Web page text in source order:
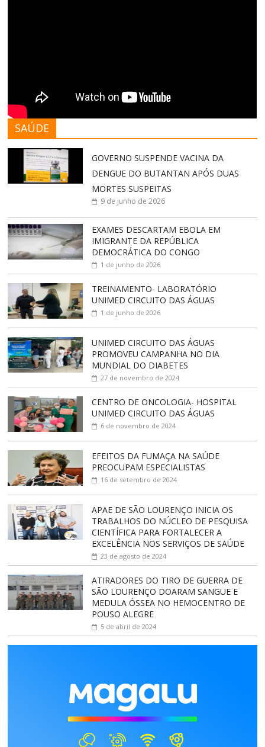
SAÚDE
GOVERNO SUSPENDE VACINA DA
DENGUE DO BUTANTAN APÓS DUAS
MORTES SUSPEITAS
9 de junho de 2026
EXAMES DESCARTAM EBOLA EM
IMIGRANTE DA REPÚBLICA
DEMOCRÁTICA DO CONGO
1 de junho de 2026
TREINAMENTO- LABORATÓRIO
UNIMED CIRCUITO DAS ÁGUAS
1 de junho de 2026
UNIMED CIRCUITO DAS ÁGUAS
PROMOVEU CAMPANHA NO DIA
MUNDIAL DO DIABETES
27 de novembro de 2024
CENTRO DE ONCOLOGIA- HOSPITAL
UNIMED CIRCUITO DAS ÁGUAS
6 de novembro de 2024
EFEITOS DA FUMAÇA NA SAÚDE
PREOCUPAM ESPECIALISTAS
16 de setembro de 2024
APAE DE SÃO LOURENÇO INICIA OS
TRABALHOS DO NÚCLEO DE PESQUISA
CIENTÍFICA PARA FORTALECER A
EXCELÊNCIA NOS SERVIÇOS DE SAÚDE
23 de agosto de 2024
ATIRADORES DO TIRO DE GUERRA DE
SÃO LOURENÇO DOARAM SANGUE E
MEDULA ÓSSEA NO HEMOCENTRO DE
POUSO ALEGRE
5 de abril de 2024